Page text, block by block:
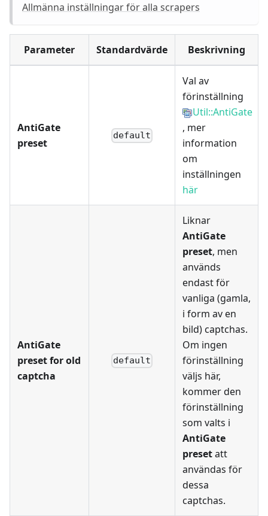
Allmänna inställningar för alla scrapers
Parameter Standardvärde Beskrivning
AntiGate
preset
default
Val av
förinställning
Util::AntiGate
, mer
information
om
inställningen
här
AntiGate
preset for old
captcha
default
Liknar
AntiGate
preset, men
används
endast för
vanliga (gamla,
i form av en
bild) captchas.
Om ingen
förinställning
väljs här,
kommer den
förinställning
som valts i
AntiGate
presetatt
användas för
dessa
captchas.